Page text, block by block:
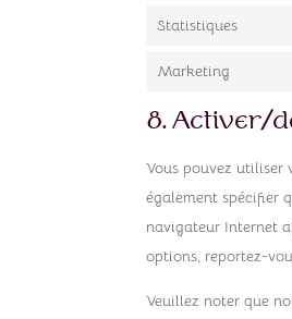
Statistiques
Marketing
8. Activer/
Vous pouvez utiliser
également spécifier
navigateur Internet
options, reportez-
Veuillez noter que